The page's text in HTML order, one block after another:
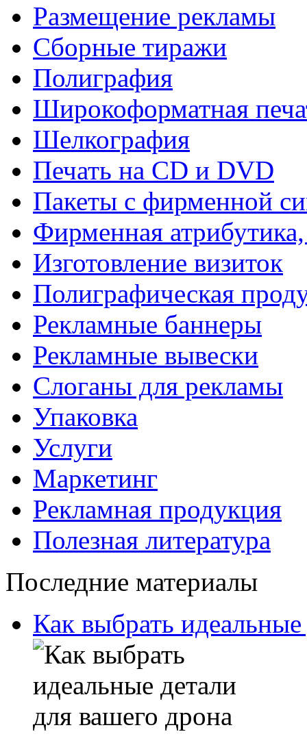
Размещение рекламы
Сборные тиражи
Полиграфия
Широкоформатная
Шелкография
Печать на СD и DVD
Пакеты с фирменной
Фирменная
Изготовление визиток
Полиграфическая
Рекламные баннеры
Рекламные вывески
Слоганы для рекламы
Упаковка
Услуги
Маркетинг
Рекламная продукция
Полезная литература
Последние материалы
Как выбрать